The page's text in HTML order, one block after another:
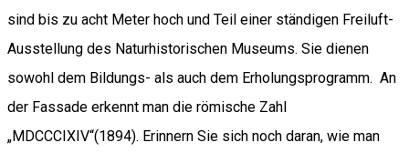
sind bis zu acht Meter hoch und Teil einer ständigen Freiluft-
Ausstellung des Naturhistorischen Museums. Sie dienen
sowohl dem Bildungs- als auch dem Erholungsprogramm. An
der Fassade erkennt man die römische Zahl
„MDCCCIXIV“(1894). Erinnern Sie sich noch daran, wie man